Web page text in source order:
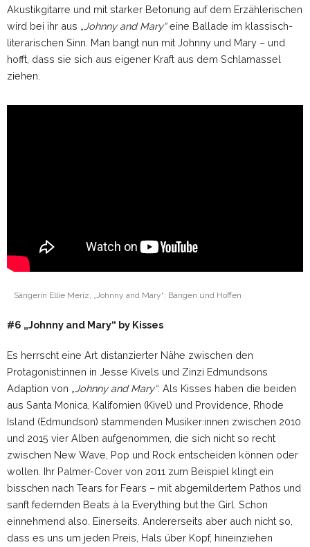
Akustikgitarre und mit starker Betonung auf dem Erzählerischen
wird bei ihr aus „Johnny and Mary“eine Ballade im klassisch-
literarischen Sinn. Man bangt nun mit Johnny und Mary – und
hofft, dass sie sich aus eigener Kraft aus dem Schlamassel
ziehen.
Sängerin Ellie Meriz, „Johnny and Mary“: Bangen und Hoffen
#6 „Johnny and Mary“ by Kisses
Es herrscht eine Art distanzierter Nähe zwischen den
Protagonist:innen in Jesse Kivels und Zinzi Edmundsons
Adaption von „Johnny and Mary“. Als Kisses haben die beiden
aus Santa Monica, Kalifornien (Kivel) und Providence, Rhode
Island (Edmundson) stammenden Musiker:innen zwischen 2010
und 2015 vier Alben aufgenommen, die sich nicht so recht
zwischen New Wave, Pop und Rock entscheiden können oder
wollen. Ihr Palmer-Cover von 2011 zum Beispiel klingt ein
bisschen nach Tears for Fears – mit abgemildertem Pathos und
sanft federnden Beats à la Everything but the Girl. Schon
einnehmend also. Einerseits. Andererseits aber auch nicht so,
dass es uns um jeden Preis, Hals über Kopf, hineinziehen